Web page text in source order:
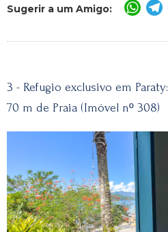
Sugerir a um Amigo:
3 - Refugio exclusivo em
70 m de Praia (Imóvel nº 308)